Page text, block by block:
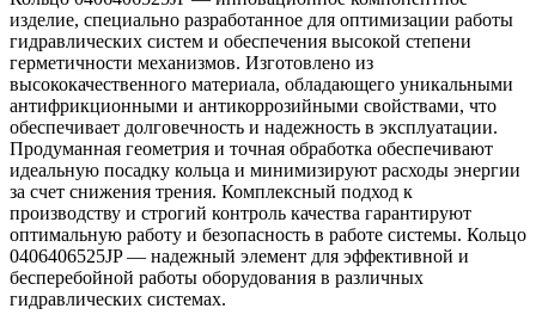
изделие, специально разработанное для оптимизации работы
гидравлических систем и обеспечения высокой степени
герметичности механизмов. Изготовлено из
высококачественного материала, обладающего уникальными
антифрикционными и антикоррозийными свойствами, что
обеспечивает долговечность и надежность в эксплуатации.
Продуманная геометрия и точная обработка обеспечивают
идеальную посадку кольца и минимизируют расходы энергии
за счет снижения трения. Комплексный подход к
производству и строгий контроль качества гарантируют
оптимальную работу и безопасность в работе системы. Кольцо
0406406525JP — надежный элемент для эффективной и
бесперебойной работы оборудования в различных
гидравлических системах.